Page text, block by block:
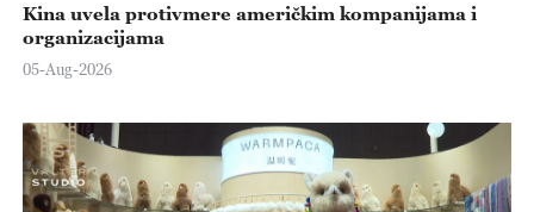
Kina uvela protivmere američkim kompanijama i
organizacijama
05-Aug-2026